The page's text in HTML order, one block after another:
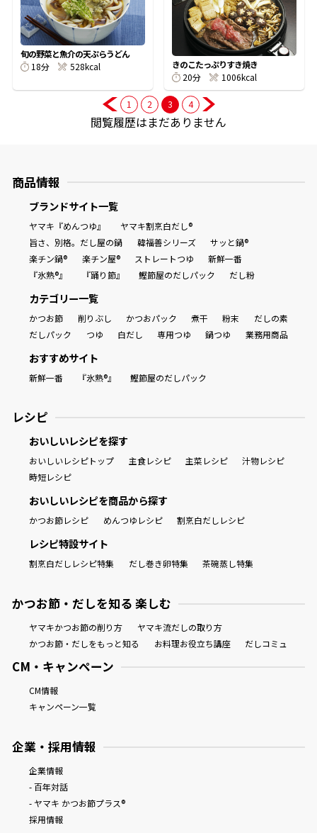
新鮮一番
氷熟®︎
だしパック
旬の野菜と魚介の天ぷらうどん
18分
528kcal
きのこたっぷりすき焼き
20分
1006kcal
1 2 3 4
閲覧履歴はまだありません
商品情報
ブランドサイト一覧
ヤマキ『めんつゆ』
ヤマキ割烹白だし®
旨さ、別格。だし屋の鍋
韓福善シリーズ
サッと鍋®
楽チン鍋®
楽チン屋® ストレートつゆ
新鮮一番
『氷熟®』
『踊り節』 鰹節屋のだしパック だし粉
カテゴリー一覧
かつお節 削りぶし かつおパック 煮干 粉末
だしの素
だしパック
つゆ 白だし 専用つゆ 鍋つゆ 業務用商品
おすすめサイト
新鮮一番 『氷熟®』 鰹節屋のだしパック
レシピ
おいしいレシピを探す
おいしいレシピトップ 主食レシピ 主菜レシピ
汁物レシピ
時短レシピ
おいしいレシピを商品から探す
かつお節レシピ めんつゆレシピ 割烹白だしレシピ
レシピ特設サイト
割烹白だしレシピ特集 だし巻き卵特集 茶碗蒸し特集
かつお節・だしを知る 楽しむ
ヤマキかつお節の削り方
ヤマキ流だしの取り方
かつお節・だしをもっと知る
お料理お役立ち講座 だしコミュ
CM・キャンペーン
CM情報
キャンペーン一覧
企業・採用情報
企業情報
- 百年対話
- ヤマキ かつお節プラス®
採用情報